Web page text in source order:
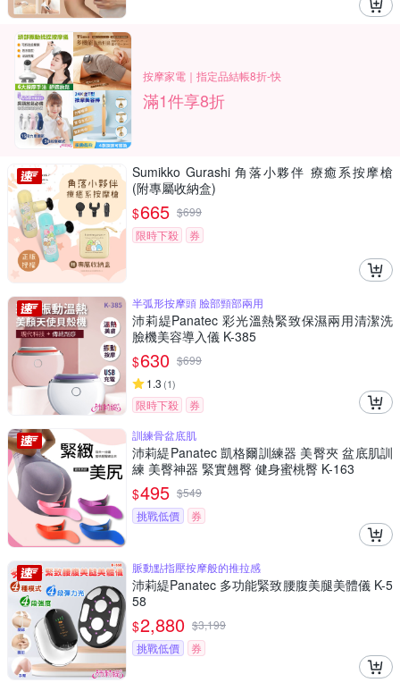
按摩家電｜指定品結帳8折-快
滿1件享8折
Sumikko Gurashi 角落小夥伴 療癒系按摩槍
(附專屬收納盒)
$665 $699
限時下殺
券
半弧形按摩頭 臉部頸部兩用
沛莉緹Panatec 彩光溫熱緊致保濕兩用清潔洗
臉機美容導入儀 K-385
$630 $699
1.3 (1)
限時下殺
券
訓練骨盆底肌
沛莉緹Panatec 凱格爾訓練器 美臀夾 盆底肌訓
練 美臀神器 緊實翹臀 健身蜜桃臀 K-163
$495 $549
挑戰低價
券
脈動點指壓按摩般的推拉感
沛莉緹Panatec 多功能緊致腰腹美腿美體儀 K-5
58
$2,880 $3,199
挑戰低價
券